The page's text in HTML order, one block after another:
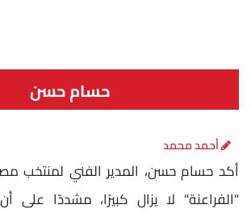
حسام حسن
أحمد محمد
أكد حسام حسن، المدير الفني لمنتخب
"الفراعنة" لا يزال كبيرًا، مشددًا على